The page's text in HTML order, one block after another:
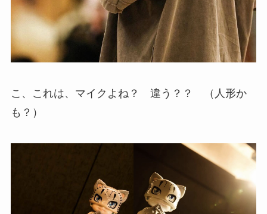
こ、これは、マイクよね？ 違う？？ （人形か
も？）